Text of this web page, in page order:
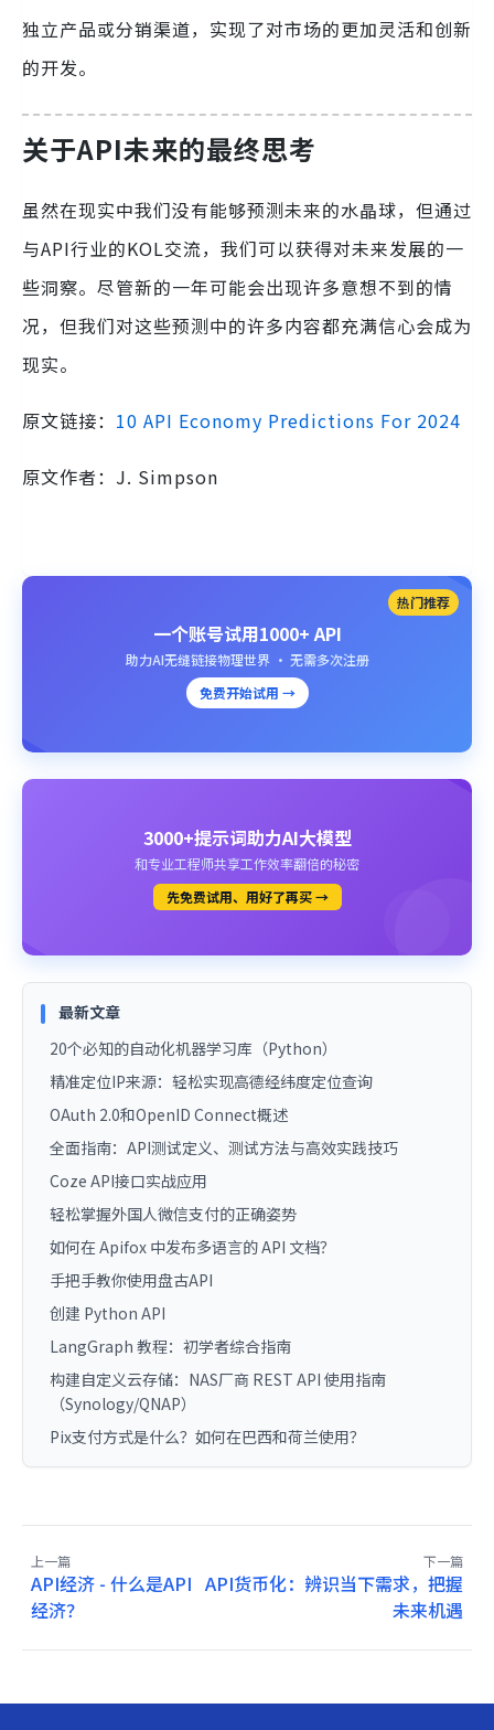
独立产品或分销渠道，实现了对市场的更加灵活和创新
的开发。
关于API未来的最终思考
虽然在现实中我们没有能够预测未来的水晶球，但通过
与API行业的KOL交流，我们可以获得对未来发展的一
些洞察。尽管新的一年可能会出现许多意想不到的情
况，但我们对这些预测中的许多内容都充满信心会成为
现实。
原文链接： 10 API Economy Predictions For 2024
原文作者：J. Simpson
热门推荐
一个账号试用1000+ API
助力AI无缝链接物理世界 · 无需多次注册
免费开始试用 →
3000+提示词助力AI大模型
和专业工程师共享工作效率翻倍的秘密
先免费试用、用好了再买 →
最新文章
20个必知的自动化机器学习库（Python）
精准定位IP来源：轻松实现高德经纬度定位查询
OAuth 2.0和OpenID Connect概述
全面指南：API测试定义、测试方法与高效实践技巧
Coze API接口实战应用
轻松掌握外国人微信支付的正确姿势
如何在 Apifox 中发布多语言的 API 文档？
手把手教你使用盘古API
创建 Python API
LangGraph 教程：初学者综合指南
构建自定义云存储：NAS厂商 REST API 使用指南
（Synology/QNAP）
Pix支付方式是什么？如何在巴西和荷兰使用？
上一篇
API经济 - 什么是API
经济？
下一篇
API货币化：辨识当下需求，把握
未来机遇